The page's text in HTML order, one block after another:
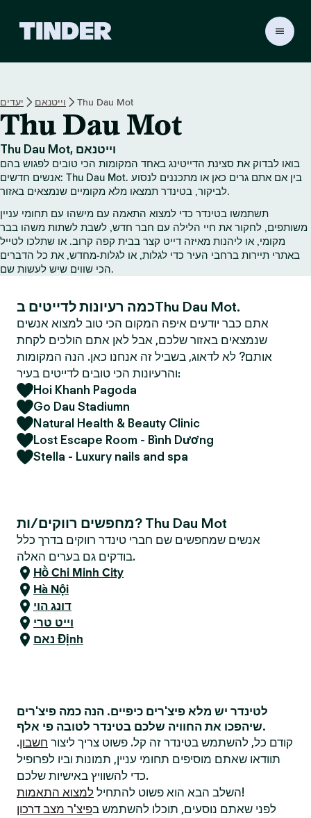
ת
ל
ט
י
נ
ד
יעדים וייטנאם Thu Dau Mot
Thu Dau Mot
Thu Dau Mot, וייטנאם
בואו לבדוק את סצינת הדייטינג באחד המקומות הכי טובים לפגוש בהם
אנשים חדשים: Thu Dau Mot. בין אם אתם גרים כאן או מתכננים לנסוע
לביקור, בטינדר תמצאו מלא מקומיים שנמצאים באזור.
תשתמשו בטינדר כדי למצוא התאמה עם מישהו עם תחומי עניין
משותפים, לחקור את חיי הלילה עם חבר חדש, לשבת לשתות משהו בבר
מקומי, או ליהנות מאיזה דייט קצר בבית קפה קרוב. או שתלכו לטייל
באתרי תיירות ברחבי העיר כדי לגלות, או לגלות‑מחדש, את כל הדברים
הכי שווים שיש לעשות שם.
כמה רעיונות לדייטים בThu Dau Mot.
אתם כבר יודעים איפה המקום הכי טוב למצוא אנשים
שנמצאים באזור שלכם, אבל לאן אתם הולכים לקחת
אותם? לא לדאוג, בשביל זה אנחנו כאן. הנה המקומות
והרעיונות הכי טובים לדייטים בעיר:
Hoi Khanh Pagoda
Go Dau Stadiumn
Natural Health & Beauty Clinic
Lost Escape Room - Bình Dương
Stella - Luxury nails and spa
מחפשים רווקים/ות? Thu Dau Mot
אנשים שמחפשים שם חברי טינדר רווקים בדרך כלל
בודקים גם בערים האלה.
Hồ Chi Minh City
Hà Nội
דונג הוי
וייט טרי
נאם Định
לטינדר יש מלא פיצ'רים כיפיים. הנה כמה פיצ'רים
שיהפכו את החוויה שלכם בטינדר לטובה פי אלף.
קודם כל, להשתמש בטינדר זה קל. פשוט צריך ליצור חשבון.
תוודאו שאתם מוסיפים תחומי עניין, תמונות וביו לפרופיל
כדי להשוויץ באישיות שלכם.
השלב הבא הוא פשוט להתחיל למצוא התאמות
!
לפני שאתם נוסעים, תוכלו להשתמש בפיצ'ר מצב דרכון